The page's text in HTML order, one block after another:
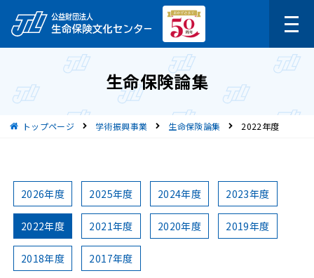
生命保険論集
現在位置トップページ 学術振興事業 生命保険論集 2022年度
2026年度 2025年度 2024年度 2023年度
2022年度 2021年度 2020年度 2019年度
2018年度 2017年度